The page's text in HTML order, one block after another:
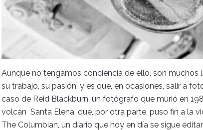
Aunque no tengamos conciencia de ello, son
su trabajo, su pasión, y es que, en ocasiones, salir a
caso de Reid Blackburn, un fotógrafo que murió en
volcán Santa Elena, que, por otra parte, puso fin a la
The Columbian, un diario que hoy en día se sigue